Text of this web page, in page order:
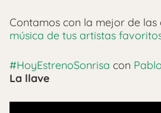
Contamos con la mejor de las
música de tus artistas
#HoyEstrenoSonrisa con
La llave